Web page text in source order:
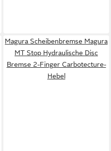
Magura Scheibenbremse Magura
MT Stop Hydraulische Disc
Bremse 2-Finger Carbotecture-
Hebel